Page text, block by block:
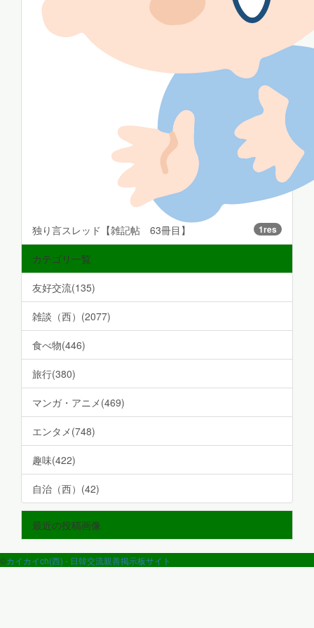
独り言スレッド【雑記帖 63冊目】 1res
カテゴリ一覧
友好交流(135)
雑談（西）(2077)
食べ物(446)
旅行(380)
マンガ・アニメ(469)
エンタメ(748)
趣味(422)
自治（西）(42)
最近の投稿画像
©カイカイch(西) - 日韓交流親善掲示板サイト